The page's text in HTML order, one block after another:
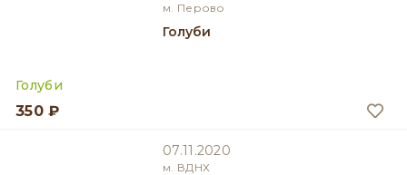
м. Перово
Голуби
Голуби
350 ₽
07.11.2020
м. ВДНХ